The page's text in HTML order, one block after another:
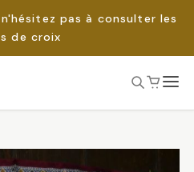
pas à consulter les
de croix